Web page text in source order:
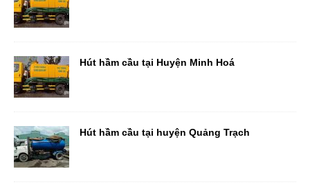
Hút hầm cầu tại Huyện Minh Hoá
Hút hầm cầu tại huyện Quảng Trạch